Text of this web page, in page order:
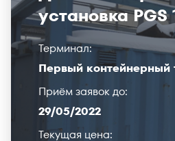
установка PGS
Терминал:
Первый контейнерный
Приём заявок до:
29/05/2022
Текущая цена: